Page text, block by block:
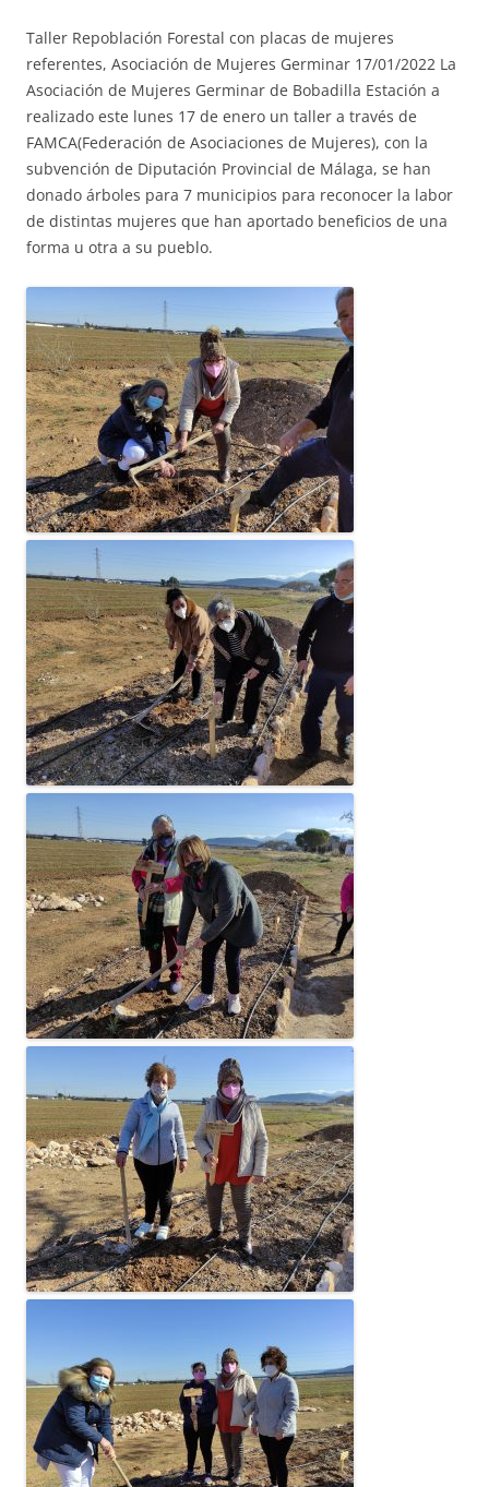
Taller Repoblación Forestal con placas de mujeres
referentes, Asociación de Mujeres Germinar 17/01/2022 La
Asociación de Mujeres Germinar de Bobadilla Estación a
realizado este lunes 17 de enero un taller a través de
FAMCA(Federación de Asociaciones de Mujeres), con la
subvención de Diputación Provincial de Málaga, se han
donado árboles para 7 municipios para reconocer la labor
de distintas mujeres que han aportado beneficios de una
forma u otra a su pueblo.